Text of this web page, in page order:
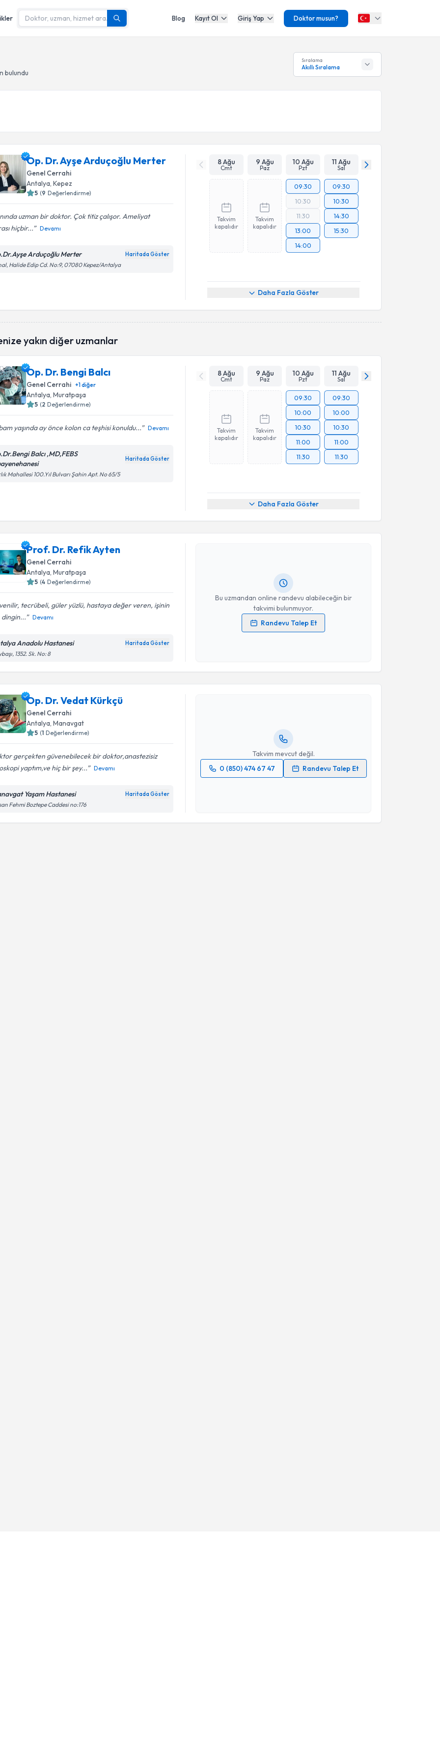
Blog Kayıt Ol Giriş Yap Doktor musun?
bulundu
Sıralama
Akıllı Sıralama
Op. Dr. Ayşe Arduçoğlu Merter
Genel Cerrahi
Antalya, Kepez
5 (9 Değerlendirme)
uzman bir doktor. Çok titiz çalışor. Ameliyat
hiçbir...
Devamı
Arduçoğlu Merter Haritada Göster
Halide Edip Cd. No:9, 07080 Kepez/Antalya
8 Ağu
Cmt
9 Ağu
Paz
10 Ağu
Pzt
11 Ağu
Sal
Takvim
kapalıdır
Takvim
kapalıdır
09:30
10:30
11:30
13:00
14:00
09:30
10:30
14:30
15:30
Daha Fazla Göster
yakın diğer uzmanlar
Op. Dr. Bengi Balcı
Genel Cerrahi +1diğer
Antalya , Muratpaşa
5 (2 Değerlendirme)
yaşında ay önce kolon ca teşhisi konuldu... Devamı
Balcı ,MD,FEBS
Haritada Göster
Mahallesi 100.Yıl Bulvarı Şahin Apt. No 65/5
8 Ağu
Cmt
9 Ağu
Paz
10 Ağu
Pzt
11 Ağu
Sal
Takvim
kapalıdır
Takvim
kapalıdır
09:30
10:00
10:30
11:00
11:30
09:30
10:00
10:30
11:00
11:30
Daha Fazla Göster
Prof. Dr. Refik Ayten
Genel Cerrahi
Antalya, Muratpaşa
5 (4 Değerlendirme)
tecrübeli, güler yüzlü, hastaya değer veren, işinin
dingin...
Devamı
Anadolu Hastanesi Haritada Göster
1352. Sk. No: 8
Bu uzmandan online randevu alabileceğin bir
takvimi bulunmuyor.
Randevu Talep Et
Randevu Takvimi Talebi
Prof. Dr. Refik Ayten
Kişisel verilerimin işlenmesine ilişkinAydınlatma Metni
Takvim Talebini Gönder
Op. Dr. Vedat Kürkçü
Genel Cerrahi
Antalya, Manavgat
5 (1 Değerlendirme)
gerçekten güvenebilecek bir doktor,anastezisiz
yaptım,ve hiç bir şey...
Devamı
Yaşam Hastanesi Haritada Göster
Fehmi Boztepe Caddesi no:176
Takvim mevcut değil.
0 (850) 474 67 47
Randevu Talep Et
Randevu Takvimi Talebi
Op. Dr. Vedat Kürkçü